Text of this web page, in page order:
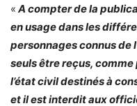
« A compter de la
en usage dans les
personnages connus de
seuls être reçus,
l’état civil destinés à
et il est interdit aux